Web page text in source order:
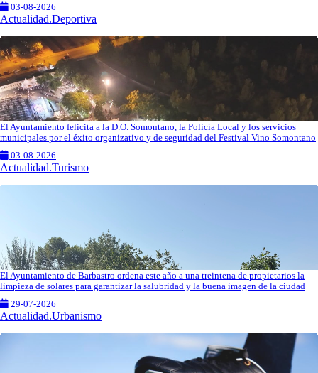
03-08-2026
Actualidad.Deportiva
El Ayuntamiento felicita a la D.O. Somontano, la Policía Local y los servicios
municipales por el éxito organizativo y de seguridad del Festival Vino Somontano
03-08-2026
Actualidad.Turismo
El Ayuntamiento de Barbastro ordena este año a una treintena de propietarios la
limpieza de solares para garantizar la salubridad y la buena imagen de la ciudad
29-07-2026
Actualidad.Urbanismo